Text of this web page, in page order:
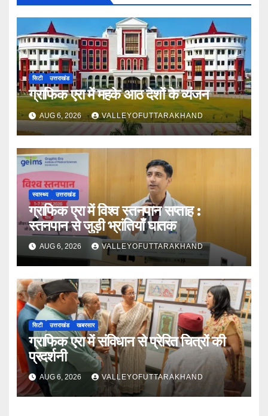
सिटी उत्तराखंड
ग्राफिक एरा में महके आठ देशों के व्यंजन
AUG 6, 2026 VALLEYOFUTTARAKHAND
स्वास्थ्य उत्तराखंड
ग्राफिक एरा में विश्व स्तनपान सप्ताह :
स्तनपान से जुड़ी भ्रांतियाँ घातक
AUG 6, 2026 VALLEYOFUTTARAKHAND
सिटी उत्तराखंड खबरसार
ग्राफिक एरा में संविधान से प्रेरित चित्रों की
प्रदर्शनी
AUG 6, 2026 VALLEYOFUTTARAKHAND